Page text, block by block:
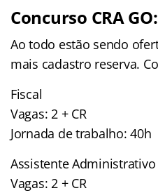
Concurso CRA
Ao todo estão sendo
mais cadastro reserva.
Fiscal
Vagas: 2 + CR
Jornada de trabalho: 40h
Assistente Administrativo
Vagas: 2 + CR